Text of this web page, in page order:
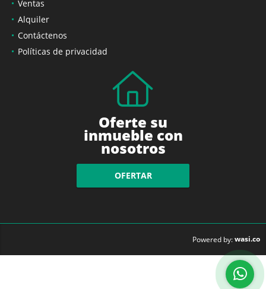
Ventas
Alquiler
Contáctenos
Políticas de privacidad
Oferte su
inmueble con
nosotros
OFERTAR
Powered by:wasi.co